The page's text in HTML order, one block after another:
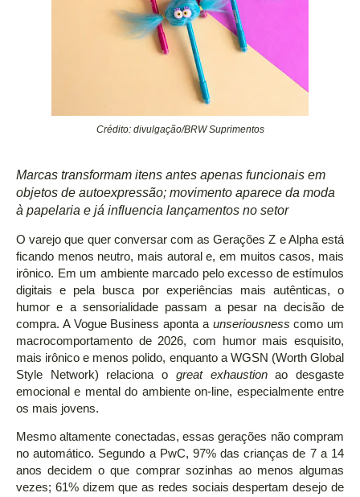
Crédito: divulgação/BRW Suprimentos
Marcas transformam itens antes apenas funcionais em
objetos de autoexpressão; movimento aparece da moda
à papelaria e já influencia lançamentos no setor
O varejo que quer conversar com as Gerações Z e Alpha está
ficando menos neutro, mais autoral e, em muitos casos, mais
irônico. Em um ambiente marcado pelo excesso de estímulos
digitais e pela busca por experiências mais autênticas, o
humor e a sensorialidade passam a pesar na decisão de
compra. A Vogue Business aponta a unseriousness como um
macrocomportamento de 2026, com humor mais esquisito,
mais irônico e menos polido, enquanto a WGSN (Worth Global
Style Network) relaciona o great exhaustionao desgaste
emocional e mental do ambiente on-line, especialmente entre
os mais jovens.
Mesmo altamente conectadas, essas gerações não compram
no automático. Segundo a PwC, 97% das crianças de 7 a 14
anos decidem o que comprar sozinhas ao menos algumas
vezes; 61% dizem que as redes sociais despertam desejo de